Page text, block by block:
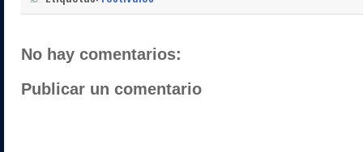
No hay comentarios:
Publicar un comentario